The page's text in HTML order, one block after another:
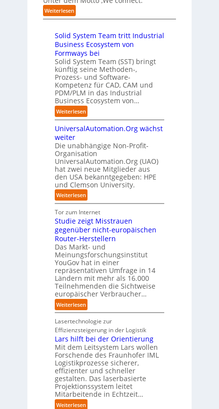
b
i
b
e
n
u
n
b
e
s
t
z
h
r
e
f
ü
r
d
e
n
G
i
g
a
f
a
c
t
o
r
y
-
A
u
s
b
a
u
u
m
C
-
C
E
O
n
R
h
e
n
z
e
n
t
r
e
n
i
n
D
e
u
t
s
c
h
l
a
n
d
c
h
T
e
f
f
p
u
n
k
t
f
r
p
r
a
x
i
s
n
a
e
A
u
t
o
m
a
t
i
s
i
e
r
u
n
g
s
l
ö
s
u
n
g
e
Weiterlesen:
H
b
:
D
i
s
r
u
p
t
b
l
i
c
k
t
a
u
f
d
i
e
Z
u
k
u
n
f
t
d
e
r
I
n
d
t
r
i
e
a
u
t
o
m
Solid System Team tritt Industrial
Business Ecosystem von
Formways bei
Solid System Team (SST) bringt
künftig seine Methoden-,
Prozess- und Software-
Kompetenz für CAD, CAM und
PDM/PLM in das Industrial
Business Ecosystem von…
Weiterlesen:
S
o
i
d
S
y
s
t
e
m
T
e
a
t
r
i
t
t
I
n
d
u
t
r
i
a
l
B
s
i
n
UniversalAutomation.Org wächst
weiter
Die unabhängige Non-Profit-
Organisation
UniversalAutomation.Org (UAO)
hat zwei neue Mitglieder aus
den USA bekanntgegeben: HPE
und Clemson University.
Weiterlesen:
U
n
i
v
e
r
s
a
l
A
u
t
o
m
a
t
i
o
n
.
O
g
w
ä
Tor zum Internet
Studie zeigt Misstrauen
gegenüber nicht-europäischen
Router-Herstellern
Das Markt- und
Meinungsforschungsinstitut
YouGov hat in einer
repräsentativen Umfrage in 14
Ländern mit mehr als 16.000
Teilnehmenden die Sichtweise
europäischer Verbraucher…
Weiterlesen:
S
t
u
d
i
e
z
e
i
g
t
M
Lasertechnologie zur
Effizienzsteigerung in der Logistik
Lars hilft bei der Orientierung
Mit dem Leitsystem Lars wollen
Forschende des Fraunhofer IML
Logistikprozesse sicherer,
effizienter und schneller
gestalten. Das laserbasierte
Projektionssystem leitet
Mitarbeitende in Echtzeit…
Weiterlesen: